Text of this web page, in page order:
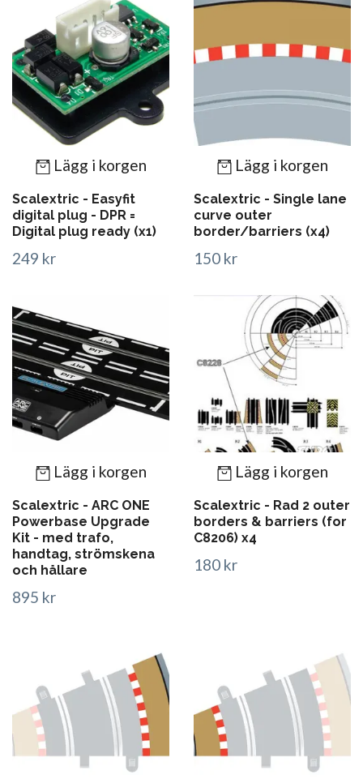
Lägg i korgen
Scalextric - Easyfit
digital plug - DPR =
Digital plug ready (x1)
249 kr
Lägg i korgen
Scalextric - Single lane
curve outer
border/barriers (x4)
150 kr
Lägg i korgen
Scalextric - ARC ONE
Powerbase Upgrade
Kit - med trafo,
handtag, strömskena
och hållare
895 kr
Lägg i korgen
Scalextric - Rad 2 outer
borders & barriers (for
C8206) x4
180 kr